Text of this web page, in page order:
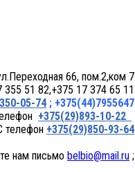
7
51 82,+375 17 374 65 11
05-74 ; +375(44)7955647
+375(29)893-10-22
+375(29)850-93-64
belbio@mail.ru ;